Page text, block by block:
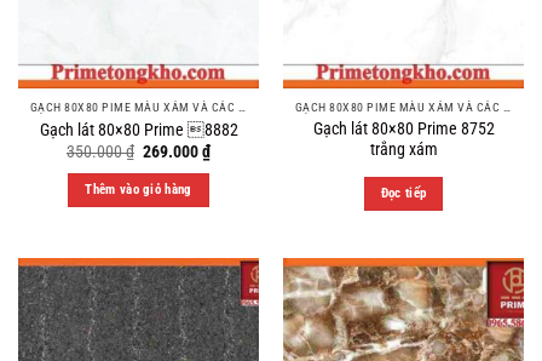
GẠCH 80X80 PIME MÀU XÁM VÀ CÁC MÀU VÂN SÁNG NHẸ
Gạch lát 80×80 Prime 8882
350.000₫ Original
was:
350.000 ₫.
269.000₫Current
price
Thêm vào giỏ hàng
GẠCH 80X80 PIME MÀU XÁM VÀ CÁC MÀU VÂN SÁNG NHẸ
Gạch lát 80×80 Prime 8752
trắng xám
Đọc tiếp